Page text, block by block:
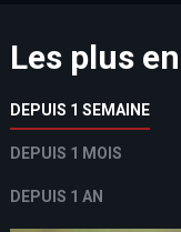
Les plus
DEPUIS 1 SEMAINE
DEPUIS 1 MOIS
DEPUIS 1 AN